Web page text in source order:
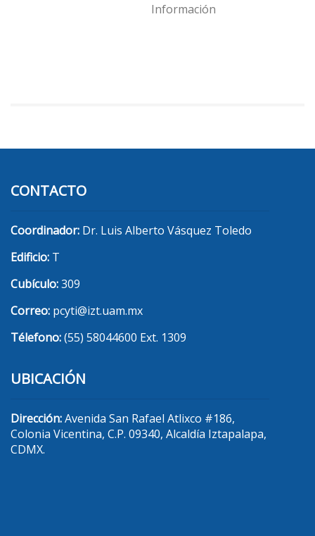
Información
CONTACTO
Coordinador: Dr. Luis Alberto Vásquez Toledo
Edificio: T
Cubículo:309
Correo: pcyti@izt.uam.mx
Télefono:(55) 58044600 Ext. 1309
UBICACIÓN
Dirección:Avenida San Rafael Atlixco #186,
Colonia Vicentina, C.P. 09340, Alcaldía Iztapalapa,
CDMX.